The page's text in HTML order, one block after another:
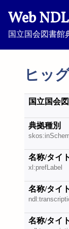
Web
国立国会図書館
ヒッ
国立国会
典拠種別
名称/タイ
xl:prefLabel
名称/タイ
名称/タイ